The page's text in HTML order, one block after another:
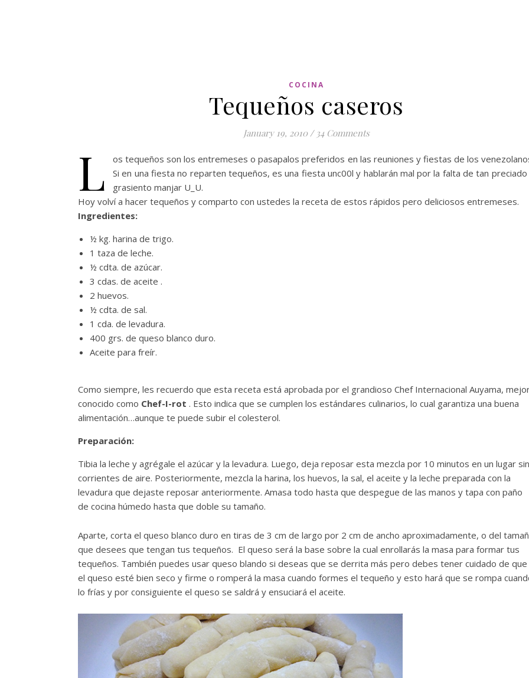
COCINA
Tequeños caseros
January 19, 2010 / 34 Comments
L
os tequeños son los entremeses o pasapalos preferidos en las reuniones y fiestas de los
Si en una fiesta no reparten tequeños, es una fiesta unc00l y hablarán mal por la falta de tan
grasiento manjar U_U.
Hoy volví a hacer tequeños y comparto con ustedes la receta de estos rápidos pero deliciosos entremeses.
Ingredientes:
½ kg. harina de trigo.
1 taza de leche.
½ cdta. de azúcar.
3 cdas. de aceite .
2 huevos.
½ cdta. de sal.
1 cda. de levadura.
400 grs. de queso blanco duro.
Aceite para freír.
Como siempre, les recuerdo que esta receta está aprobada por el grandioso Chef Internacional Auyama,
conocido como Chef-I-rot . Esto indica que se cumplen los estándares culinarios, lo cual garantiza una buena
alimentación…aunque te puede subir el colesterol.
Preparación:
Tibia la leche y agrégale el azúcar y la levadura. Luego, deja reposar esta mezcla por 10 minutos en un lugar sin
corrientes de aire. Posteriormente, mezcla la harina, los huevos, la sal, el aceite y la leche preparada con la
levadura que dejaste reposar anteriormente. Amasa todo hasta que despegue de las manos y tapa con paño
de cocina húmedo hasta que doble su tamaño.
Aparte, corta el queso blanco duro en tiras de 3 cm de largo por 2 cm de ancho aproximadamente, o del
que desees que tengan tus tequeños. El queso será la base sobre la cual enrollarás la masa para formar tus
tequeños. También puedes usar queso blando si deseas que se derrita más pero debes tener cuidado de que
el queso esté bien seco y firme o romperá la masa cuando formes el tequeño y esto hará que se rompa
lo frías y por consiguiente el queso se saldrá y ensuciará el aceite.